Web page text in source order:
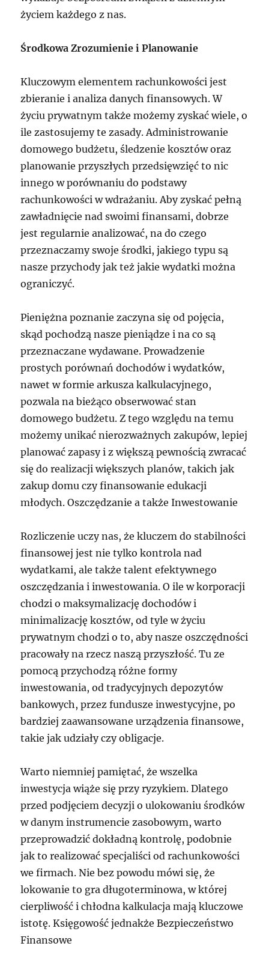
życiem każdego z nas.
Środkowa Zrozumienie i Planowanie
Kluczowym elementem rachunkowości jest
zbieranie i analiza danych finansowych. W
życiu prywatnym także możemy zyskać wiele, o
ile zastosujemy te zasady. Administrowanie
domowego budżetu, śledzenie kosztów oraz
planowanie przyszłych przedsięwzięć to nic
innego w porównaniu do podstawy
rachunkowości w wdrażaniu. Aby zyskać pełną
zawładnięcie nad swoimi finansami, dobrze
jest regularnie analizować, na do czego
przeznaczamy swoje środki, jakiego typu są
nasze przychody jak też jakie wydatki można
ograniczyć.
Pieniężna poznanie zaczyna się od pojęcia,
skąd pochodzą nasze pieniądze i na co są
przeznaczane wydawane. Prowadzenie
prostych porównań dochodów i wydatków,
nawet w formie arkusza kalkulacyjnego,
pozwala na bieżąco obserwować stan
domowego budżetu. Z tego względu na temu
możemy unikać nierozważnych zakupów, lepiej
planować zapasy i z większą pewnością zwracać
się do realizacji większych planów, takich jak
zakup domu czy finansowanie edukacji
młodych. Oszczędzanie a także Inwestowanie
Rozliczenie uczy nas, że kluczem do stabilności
finansowej jest nie tylko kontrola nad
wydatkami, ale także talent efektywnego
oszczędzania i inwestowania. O ile w korporacji
chodzi o maksymalizację dochodów i
minimalizację kosztów, od tyle w życiu
prywatnym chodzi o to, aby nasze oszczędności
pracowały na rzecz naszą przyszłość. Tu ze
pomocą przychodzą różne formy
inwestowania, od tradycyjnych depozytów
bankowych, przez fundusze inwestycyjne, po
bardziej zaawansowane urządzenia finansowe,
takie jak udziały czy obligacje.
Warto niemniej pamiętać, że wszelka
inwestycja wiąże się przy ryzykiem. Dlatego
przed podjęciem decyzji o ulokowaniu środków
w danym instrumencie zasobowym, warto
przeprowadzić dokładną kontrolę, podobnie
jak to realizować specjaliści od rachunkowości
we firmach. Nie bez powodu mówi się, że
lokowanie to gra długoterminowa, w której
cierpliwość i chłodna kalkulacja mają kluczowe
istotę. Księgowość jednakże Bezpieczeństwo
Finansowe